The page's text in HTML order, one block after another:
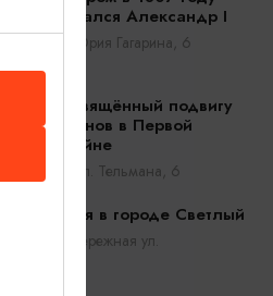
останавливался Александр I
Советск, ул. Юрия Гагарина, 6
Мурал, посвящённый подвигу
русских воинов в Первой
мировой войне
Черняховск, Ул. Тельмана, 6
Набережная в городе Светлый
Светлый, Набережная ул.